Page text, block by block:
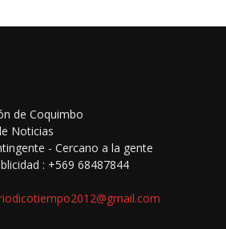
de Coquimbo
Noticias
- Cercano a la gente
: +569 68487844